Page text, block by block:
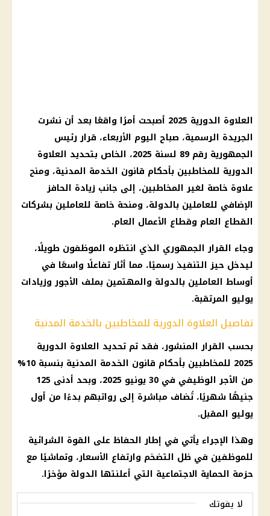
العلاوة الدورية 2025 أصبحت أمرًا واقعًا بعد أن نشرت
الجريدة الرسمية، صباح اليوم الأربعاء، قرار رئيس
الجمهورية رقم 89 لسنة 2025، الخاص بتحديد العلاوة
الدورية للمخاطبين بأحكام قانون الخدمة المدنية، ومنح
علاوة خاصة لغير المخاطبين، إلى جانب زيادة الحافز
الإضافي للعاملين بالدولة، ومنحة خاصة للعاملين بشركات
القطاع العام وقطاع الأعمال العام.
وجاء القرار الجمهوري الذي انتظره الموظفون طويلًا،
ليدخل حيز التنفيذ رسميًا، مما أثار تفاعلًا واسعًا في
أوساط العاملين بالدولة والمهتمين بملف الأجور وزيادات
يوليو المرتقبة.
تفاصيل العلاوة الدورية للمخاطبين بالخدمة المدنية
بحسب القرار المنشور، فقد تم تحديد العلاوة الدورية
2025 للمخاطبين بأحكام قانون الخدمة المدنية بنسبة 10%
من الأجر الوظيفي في 30 يونيو 2025، وبحد أدنى 125
جنيهًا شهريًا، تُضاف مباشرة إلى رواتبهم بدءًا من أول
يوليو المقبل.
وهذا الإجراء يأتي في إطار الحفاظ على القوة الشرائية
للموظفين في ظل التضخم وارتفاع الأسعار، وتماشيًا مع
حزمة الحماية الاجتماعية التي أعلنتها الدولة مؤخرًا.
لا يفوتك